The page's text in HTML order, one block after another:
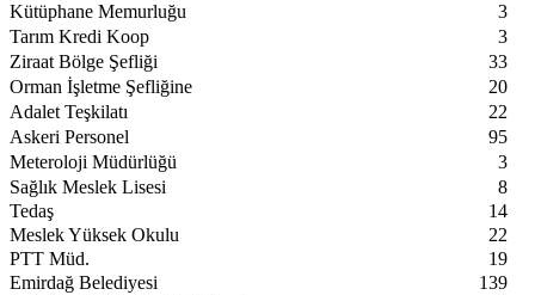
Kütüphane Memurluğu
3
Tarım Kredi Koop
3
Ziraat Bölge Şefliği
33
Orman İşletme Şefliğine
20
Adalet Teşkilatı
22
Askeri Personel
95
Meteroloji Müdürlüğü
3
Sağlık Meslek Lisesi
8
Tedaş
14
Meslek Yüksek Okulu
22
PTT Müd.
19
Emirdağ Belediyesi
139